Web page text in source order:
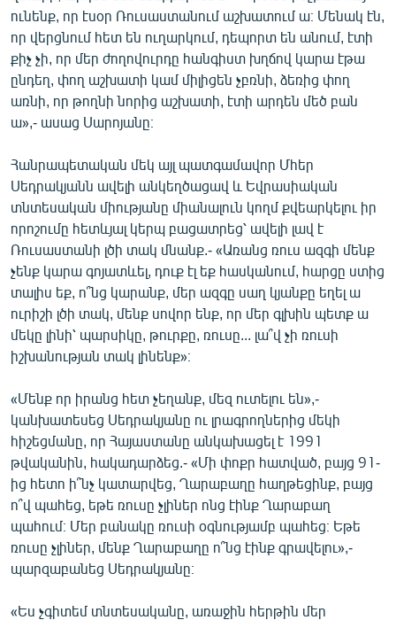
ունենք, որ էսօր Ռուսաստանում աշխատում ա։ Մենակ էն,
որ վերցնում հետ են ուղարկում, դեպորտ են անում, էտի
քիչ չի, որ մեր ժողովուրդը հանգիստ խղճով կարա էթա
ընդեղ, փող աշխատի կամ միլիցեն չբռնի, ձեռից փող
առնի, որ թողնի նորից աշխատի, էտի արդեն մեծ բան
ա»,- ասաց Սարոյանը։
Հանրապետական մեկ այլ պատգամավոր Մհեր
Սեդրակյանն ավելի անկեղծացավ և Եվրասիական
տնտեսական միությանը միանալուն կողմ քվեարկելու իր
որոշումը հետևյալ կերպ բացատրեց՝ ավելի լավ է
Ռուսաստանի լծի տակ մնանք.- «Առանց ռուս ազգի մենք
չենք կարա գոյատևել, դուք էլ եք հասկանում, հարցը ստից
տալիս եք, ո՞նց կարանք, մեր ազգը սաղ կյանքը եղել ա
ուրիշի լծի տակ, մենք սովոր ենք, որ մեր գլխին պետք ա
մեկը լինի՝ պարսիկը, թուրքը, ռուսը... լա՞վ չի ռուսի
իշխանության տակ լինենք»։
«Մենք որ իրանց հետ չեղանք, մեզ ուտելու են»,-
կանխատեսեց Սեդրակյանը ու լրագրողներից մեկի
հիշեցմանը, որ Հայաստանը անկախացել է 1991
թվականին, հակադարձեց.- «Մի փոքր հատված, բայց 91-
ից հետո ի՞նչ կատարվեց, Ղարաբաղը հաղթեցինք, բայց
ո՞վ պահեց, եթե ռուսը չլիներ ոնց էինք Ղարաբաղ
պահում։ Մեր բանակը ռուսի օգնությամբ պահեց։ Եթե
ռուսը չլիներ, մենք Ղարաբաղը ո՞նց էինք գրավելու»,-
պարզաբանեց Սեդրակյանը։
«Ես չգիտեմ տնտեսականը, առաջին հերթին մեր